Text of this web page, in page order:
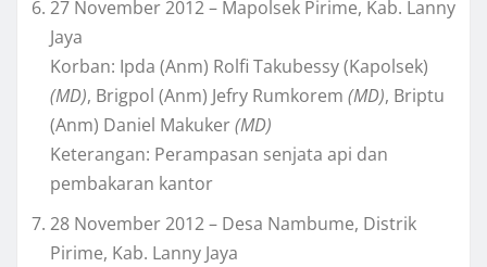
27 November 2012 – Mapolsek Pirime, Kab. Lanny
Jaya
Korban: Ipda (Anm) Rolfi Takubessy (Kapolsek)
(MD), Brigpol (Anm) Jefry Rumkorem (MD), Briptu
(Anm) Daniel Makuker(MD)
Keterangan: Perampasan senjata api dan
pembakaran kantor
28 November 2012 – Desa Nambume, Distrik
Pirime, Kab. Lanny Jaya